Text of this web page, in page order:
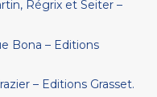
Régrix et Seiter –
Bona – Editions
– Editions Grasset.